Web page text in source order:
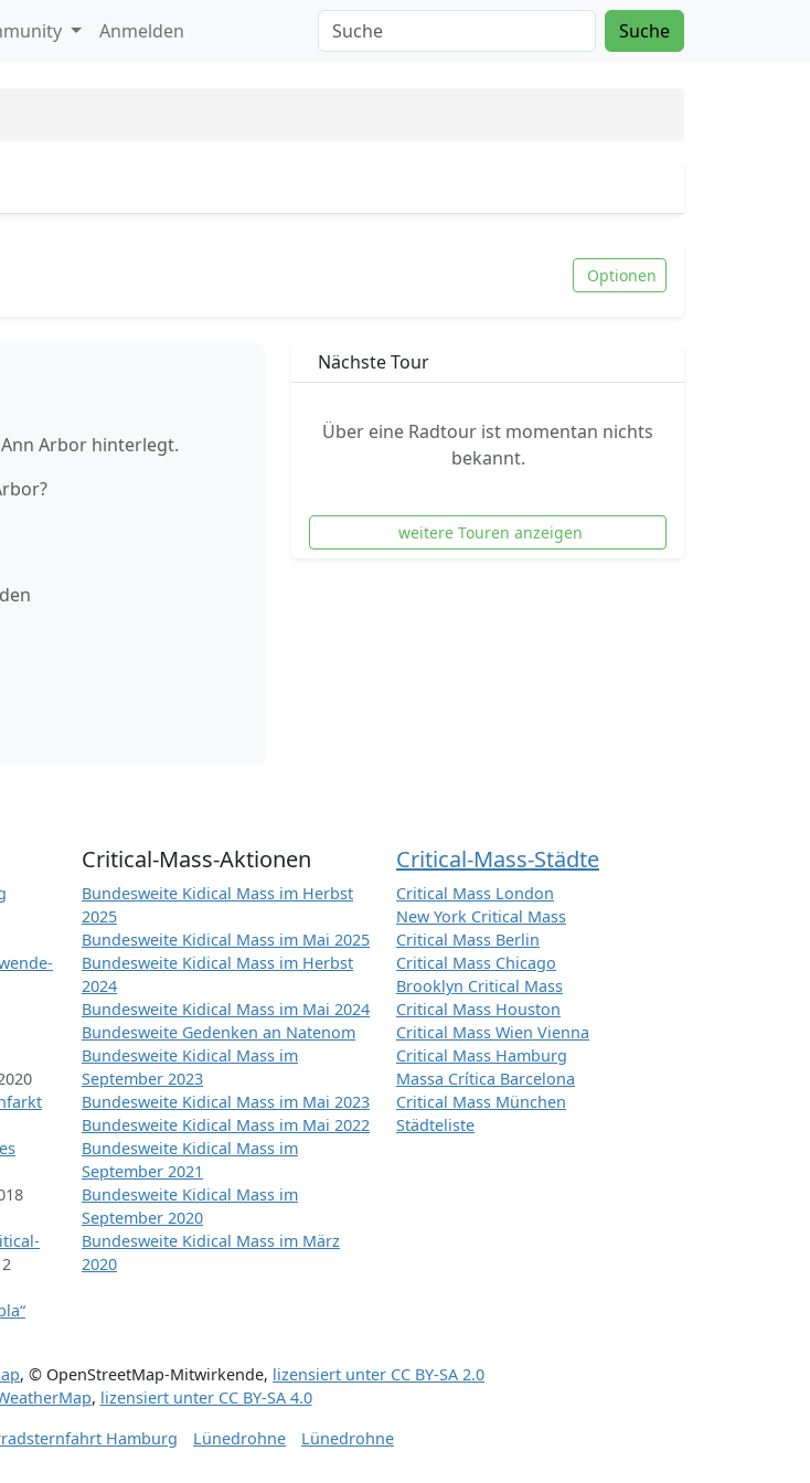
Anmelden Suche
Optionen
Arbor hinterlegt.
Nächste Tour
Über eine Radtour ist momentan nichts
bekannt.
weitere Touren anzeigen
Critical-Mass-Aktionen
Bundesweite Kidical Mass im Herbst
2025
Bundesweite Kidical Mass im Mai 2025
Bundesweite Kidical Mass im Herbst
2024
Bundesweite Kidical Mass im Mai 2024
Bundesweite Gedenken an Natenom
Bundesweite Kidical Mass im
September 2023
Bundesweite Kidical Mass im Mai 2023
Bundesweite Kidical Mass im Mai 2022
Bundesweite Kidical Mass im
September 2021
Bundesweite Kidical Mass im
September 2020
Bundesweite Kidical Mass im März
2020
Critical-Mass-Städte
Critical Mass London
New York Critical Mass
Critical Mass Berlin
Critical Mass Chicago
Brooklyn Critical Mass
Critical Mass Houston
Critical Mass Wien Vienna
Critical Mass Hamburg
Massa Crítica Barcelona
Critical Mass München
Städteliste
, © OpenStreetMap-Mitwirkende, lizensiert unter CC BY-SA 2.0
, lizensiert unter CC BY-SA 4.0
Hamburg Lünedrohne Lünedrohne